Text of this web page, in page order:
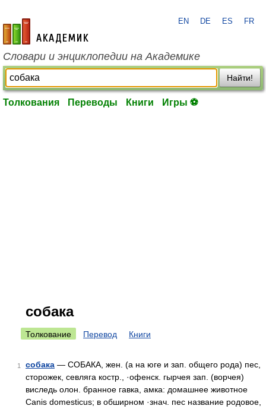
academic.ru
EN DE ES FR
Словари и энциклопедии на Академике
Найти!
Толкования Переводы Книги Игры ⚽
собака
Толкование Перевод Книги
1 собака — СОБАКА, жен. (а на юге и зап. общего рода) пес,
сторожек, севляга костр., ·офенск. гырчея зап. (ворчея)
виследь олон. бранное гавка, амка: домашнее животное
Canis domesticus; в обширном ·знач. пес название родовое,